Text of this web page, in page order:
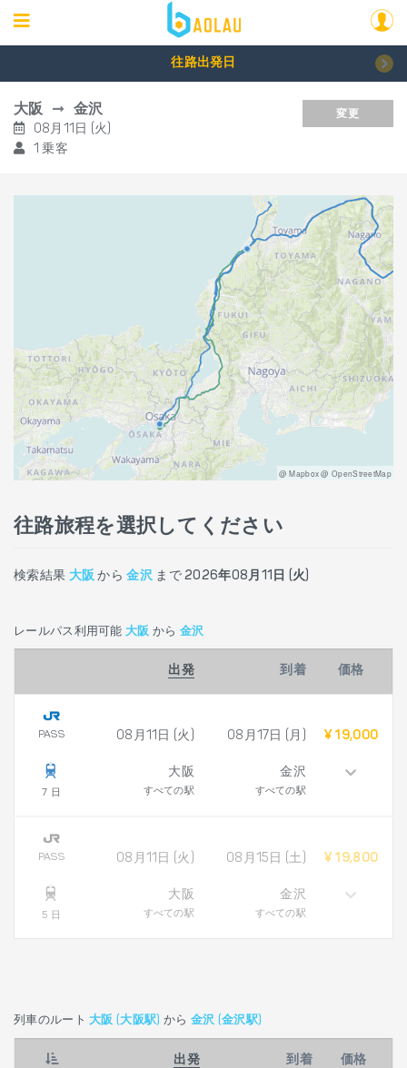
往路出発日
大阪 金沢
08月11日 (火)
1 乗客
変更
@ Mapbox @ OpenStreetMap
往路旅程を選択してください
検索結果 大阪 から金沢まで2026年08月11日 (火)
レールパス利用可能 大阪 から 金沢
出発 到着 価格
PASS
7 日
08月11日 (火)
大阪
すべての駅
08月17日 (月)
金沢
すべての駅
¥ 19,000
PASS
5 日
08月11日 (火)
大阪
すべての駅
08月15日 (土)
金沢
すべての駅
¥ 19,800
列車のルート 大阪 (大阪駅) から 金沢 (金沢駅)
出発 到着 価格